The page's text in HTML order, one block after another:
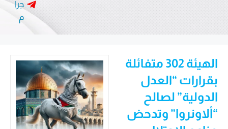
جرا
م
الهيئة 302 متفائلة
بقرارات “العدل
الدولية” لصالح
“ألاونروا” وتدحض